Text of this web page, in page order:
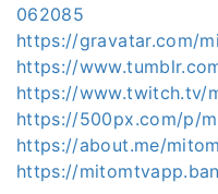
062085
https://gravatar.com/
https://
https://www.twitch.tv/
https://500px.com/p/
https://about.me/
https://